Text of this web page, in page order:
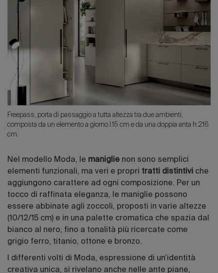
Freepass, porta di passaggio a tutta altezza tra due ambienti,
composta da un elemento a giorno l.15 cm e da una doppia anta h.216
cm.
Nel modello Moda, le maniglie non sono semplici
elementi funzionali, ma veri e propri tratti distintivi che
aggiungono carattere ad ogni composizione. Per un
tocco di raffinata eleganza, le maniglie possono
essere abbinate agli zoccoli, proposti in varie altezze
(10/12/15 cm) e in una palette cromatica che spazia dal
bianco al nero, fino a tonalità più ricercate come
grigio ferro, titanio, ottone e bronzo.
I differenti volti di Moda, espressione di un’identità
creativa unica, si rivelano anche nelle ante piane,